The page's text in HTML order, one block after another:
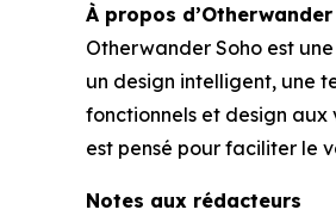
À propos d’Otherwander
Otherwander Soho est
un design intelligent, une
fonctionnels et design
est pensé pour faciliter le
Notes aux rédacteurs